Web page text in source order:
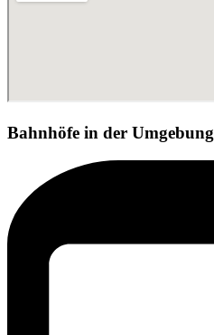
Bahnhöfe in der Umgebung